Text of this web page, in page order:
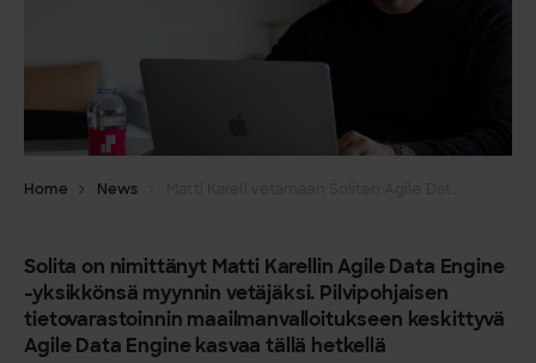
Home News
Solita on nimittänyt Matti Karellin Agile Data Engine
-yksikkönsä myynnin vetäjäksi. Pilvipohjaisen
tietovarastoinnin maailmanvalloitukseen keskittyvä
Agile Data Engine kasvaa tällä hetkellä